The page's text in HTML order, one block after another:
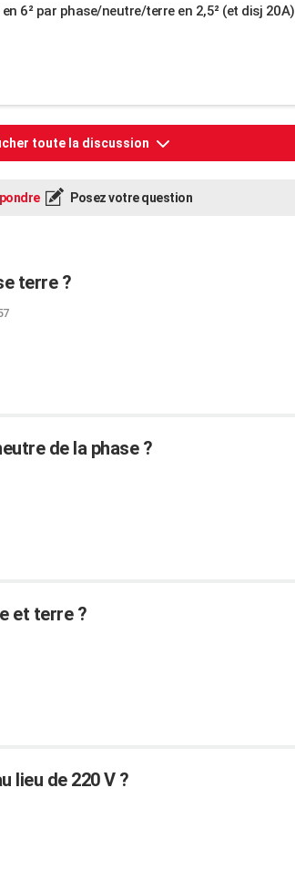
6² par phase/neutre/terre en 2,5² (et disj 20A)
toute la discussion
Posez votre question
terre ?
de la phase ?
et terre ?
lieu de 220 V ?